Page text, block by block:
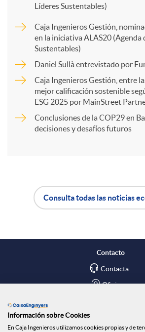
r
e
d
Líderes Sustentables)
Caja Ingenieros Gestión,
en la iniciativa ALAS20 (Agenda
Sustentables)
Daniel Sullà entrevistado por
Caja Ingenieros Gestión, entre
mejor calificación sostenible
ESG 2025 por MainStreet
Conclusiones de la COP29 en
decisiones y desafíos futuros
p
i
o
ó
Consulta todas las noticias
Contacto
Contacta
Oficinas
Información sobre Cookies
En Caja Ingenieros utilizamos cookies propias y de